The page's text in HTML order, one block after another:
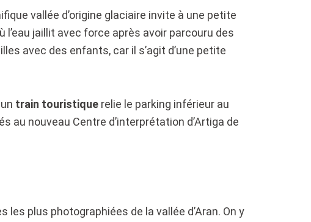
vallée d’origine glaciaire invite à une petite
jaillit avec force après avoir parcouru des
avec des enfants, car il s’agit d’une petite
train touristique relie le parking inférieur au
au nouveau Centre d’interprétation d’Artiga de
les plus photographiées de la vallée d’Aran. On y